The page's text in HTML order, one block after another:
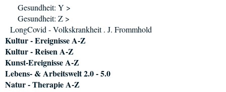
Gesundheit: Y >
Gesundheit: Z >
LongCovid - Volkskrankheit . J. Frommhold
Kultur - Ereignisse A-Z
Kultur - Reisen A-Z
Kunst-Ereignisse A-Z
Lebens- & Arbeitswelt 2.0 - 5.0
Natur - Therapie A-Z